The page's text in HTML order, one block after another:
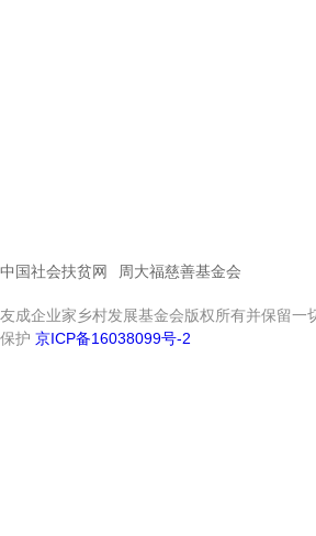
中国社会扶贫网 周大福慈善基金会
友成企业家乡村发展基金会版权所有并保留一
保护 京ICP备16038099号-2